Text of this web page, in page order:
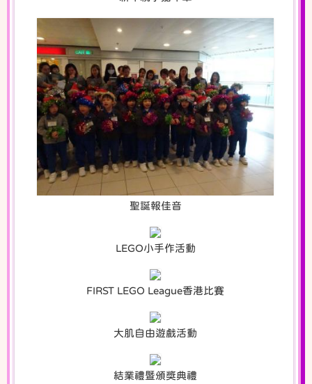
聖誕報佳音
LEGO小手作活動
FIRST LEGO League香港比賽
大肌自由遊戲活動
結業禮暨頒獎典禮